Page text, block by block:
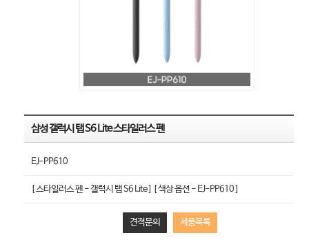
삼성 갤럭시 탭 S6 Lite 스타일러스 펜
EJ-PP610
[ 스타일러스 펜 - 갤럭시 탭 S6 Lite ] [ 색상 옵션 - EJ-PP610 ]
견적문의 제품목록